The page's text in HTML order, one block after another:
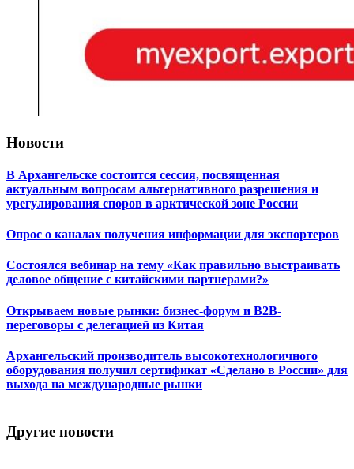
Новости
В Архангельске состоится сессия, посвященная
актуальным вопросам альтернативного разрешения и
урегулирования споров в арктической зоне России
Опрос о каналах получения информации для экспортеров
Состоялся вебинар на тему «Как правильно выстраивать
деловое общение с китайскими партнерами?»
Открываем новые рынки: бизнес-форум и B2B-
переговоры с делегацией из Китая
Архангельский производитель высокотехнологичного
оборудования получил сертификат «Сделано в России» для
выхода на международные рынки
Другие новости